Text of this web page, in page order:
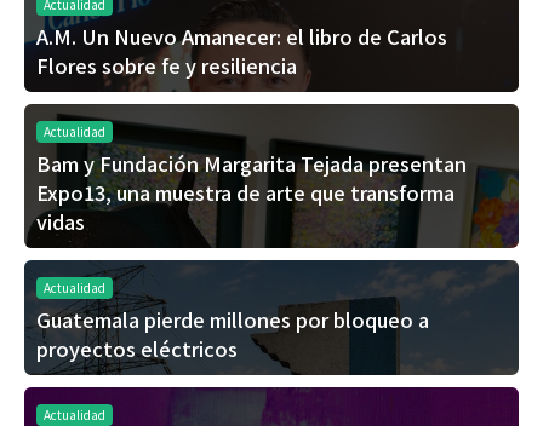
Actualidad
A.M. Un Nuevo Amanecer: el libro de Carlos
Flores sobre fe y resiliencia
Actualidad
Bam y Fundación Margarita Tejada presentan
Expo13, una muestra de arte que transforma
vidas
Actualidad
Guatemala pierde millones por bloqueo a
proyectos eléctricos
Actualidad